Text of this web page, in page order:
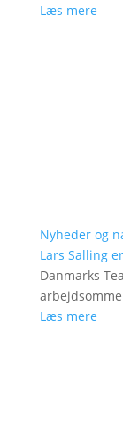
Læs mere
Nyheder og
Lars Salling
Danmarks
Læs mere